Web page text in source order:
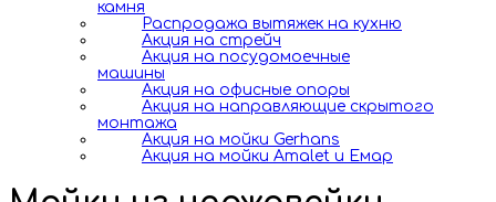
камня
Распродажа вытяжек на кухню
Акция на стрейч
Акция на посудомоечные
машины
Акция на офисные опоры
Акция на направляющие скрытого
монтажа
Акция на мойки Gerhans
Акция на мойки Amalet и Емар